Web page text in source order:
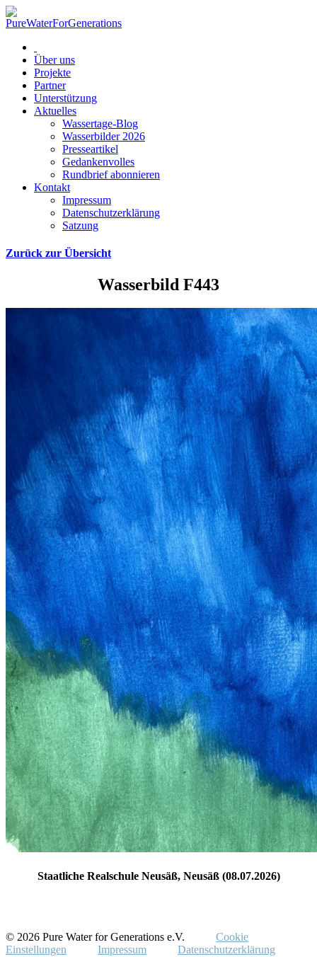
Über uns
Projekte
Partner
Unterstützung
Aktuelles
Wassertage-Blog
Wasserbilder 2026
Presseartikel
Gedankenvolles
Rundbrief abonnieren
Kontakt
Impressum
Datenschutzerklärung
Satzung
Zurück zur Übersicht
Wasserbild F443
Staatliche Realschule Neusäß, Neusäß (08.07.2026)
© 2026 Pure Water for Generations e.V.
Cookie
Einstellungen
Impressum Datenschutzerklärung